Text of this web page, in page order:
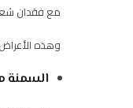
مع فقدان
وهذه
السمنة